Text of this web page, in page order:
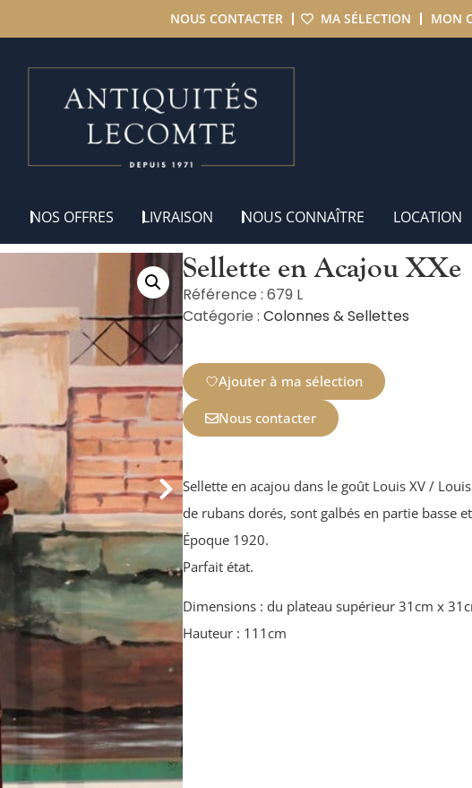
NOUS CONTACTER MA SÉLECTION MON
NOS OFFRES LIVRAISON NOUS CONNAÎTRE LOCATION
Sellette en Acajou XXe
Référence : 679 L
Catégorie : Colonnes & Sellettes
Ajouter à ma sélection
Nous contacter
Sellette en acajou dans le goût Louis XV /
de rubans dorés, sont galbés en partie basse
Époque 1920.
Parfait état.
Dimensions : du plateau supérieur 31cm x
Hauteur : 111cm